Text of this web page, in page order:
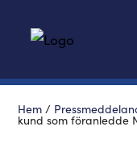
Hem /
kund som föranledde